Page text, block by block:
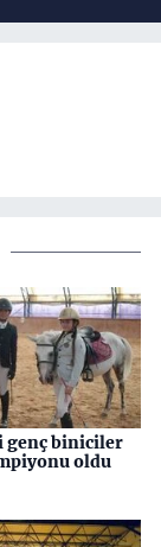
genç biniciler
oldu